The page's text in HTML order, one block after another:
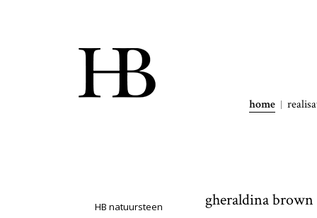
home
HB natuursteen gheraldina brown